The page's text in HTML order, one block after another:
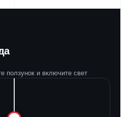
ползунок и включите свет